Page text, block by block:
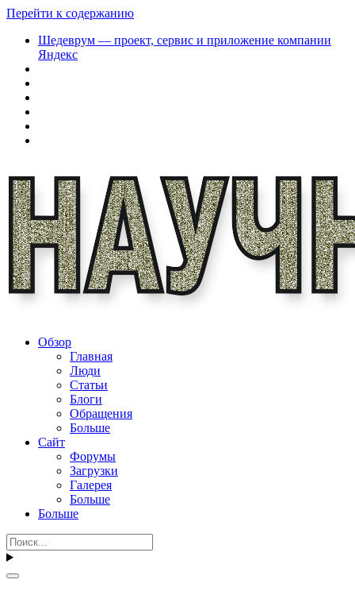
Перейти к содержанию
Шедеврум — проект, сервис и приложение компании
Яндекс
Обзор
Главная
Люди
Статьи
Блоги
Обращения
Больше
Сайт
Форумы
Загрузки
Галерея
Больше
Больше